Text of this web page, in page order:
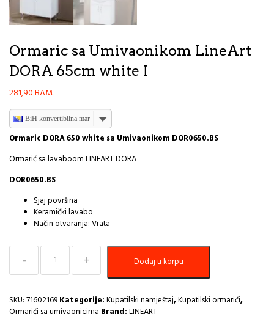
Ormaric sa Umivaonikom LineArt
DORA 65cm white I
281,90BAM
BiH konvertibilna marka
Ormaric DORA 650 white sa Umivaonikom DOR0650.BS
Ormarić sa lavaboom LINEART DORA
DOR0650.BS
Sjaj površina
Keramički lavabo
Način otvaranja: Vrata
Ormaric
Umivaonikom
DORA
65cm
Dodaj u korpu
SKU:71602169Kategorije:Kupatilski namještaj,Kupatilski ormarići,
Ormarići sa umivaonicima Brand:LINEART